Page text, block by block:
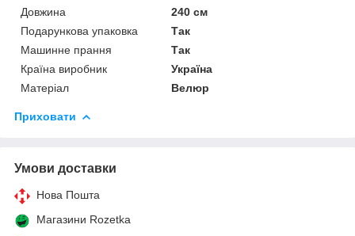
Довжина
240 см
Подарункова упаковка
Так
Машинне прання
Так
Країна виробник
Україна
Матеріал
Велюр
Приховати
Умови доставки
Нова Пошта
Магазини Rozetka